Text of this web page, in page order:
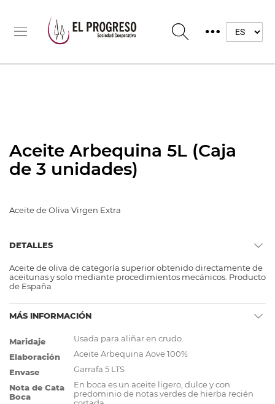
Aceite Arbequina 5L (Caja
de 3 unidades)
Aceite de Oliva Virgen Extra
DETALLES
Aceite de oliva de categoría superior obtenido directamente de
aceitunas y solo mediante procedimientos mecánicos. Producto
de España
MÁS INFORMACIÓN
Más
Información
Maridaje
Usada para aliñar en crudo.
Elaboración
Aceite Arbequina Aove 100%
Envase
Garrafa 5 LTS
Nota de Cata
Boca
En boca es un aceite ligero, dulce y con
predominio de notas verdes de hierba recién